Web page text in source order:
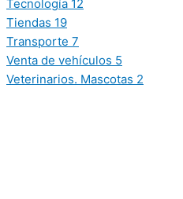
Tecnología 12
Tiendas 19
Transporte 7
Venta de vehículos 5
Veterinarios. Mascotas 2